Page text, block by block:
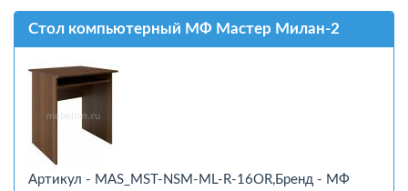
Стол компьютерный МФ Мастер Милан-2
Артикул - MAS_MST-NSM-ML-R-16OR,Бренд - МФ